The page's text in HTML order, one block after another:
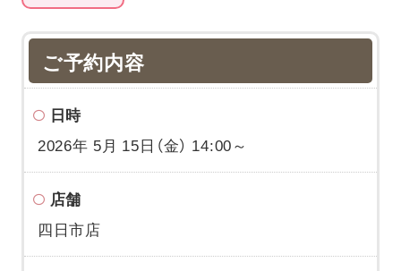
ご予約内容
日時
2026年 5月 15日（金） 14:00～
店舗
四日市店